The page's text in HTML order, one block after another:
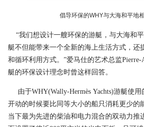
倡导环保的WHY与大海和平地
“我们想设计一艘环保的游艇，与大海和
艇不但能带来一个全新的海上生活方式，还
和循环利用方式。”爱马仕的艺术总监Pierre-
艇的环保设计理念时曾这样回答。
由于WHY(Wally-Hermès Yachts)游艇使
开动的时候要比同等大小的船只消耗更少的
当下最为先进的柴油和电力混合的双动力推